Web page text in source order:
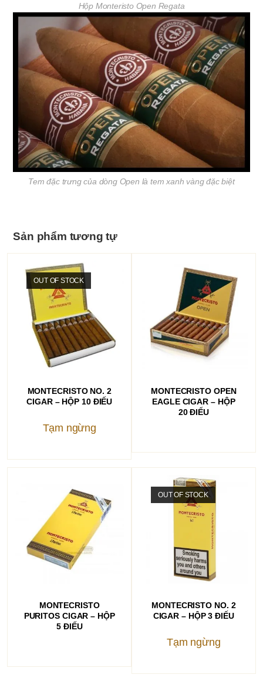
Hộp Monteristo Open Regata
Tem đặc trưng của dòng Open là tem xanh vàng đặc biệt
Sản phẩm tương tự
OUT OF STOCK
MONTECRISTO NO. 2
CIGAR – HỘP 10 ĐIẾU
Tạm ngừng
MONTECRISTO OPEN
EAGLE CIGAR – HỘP
20 ĐIẾU
MONTECRISTO
PURITOS CIGAR – HỘP
5 ĐIẾU
OUT OF STOCK
MONTECRISTO NO. 2
CIGAR – HỘP 3 ĐIẾU
Tạm ngừng